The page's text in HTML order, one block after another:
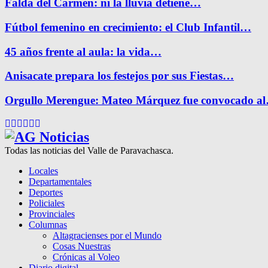
Falda del Carmen: ni la lluvia detiene…
Fútbol femenino en crecimiento: el Club Infantil…
45 años frente al aula: la vida…
Anisacate prepara los festejos por sus Fiestas…
Orgullo Merengue: Mateo Márquez fue convocado
Facebook
Twitter
Instagram
Pinterest
Google
Todas las noticias del Valle de Paravachasca.
Locales
Departamentales
Deportes
Policiales
Provinciales
Columnas
Altagracienses por el Mundo
Cosas Nuestras
Crónicas al Voleo